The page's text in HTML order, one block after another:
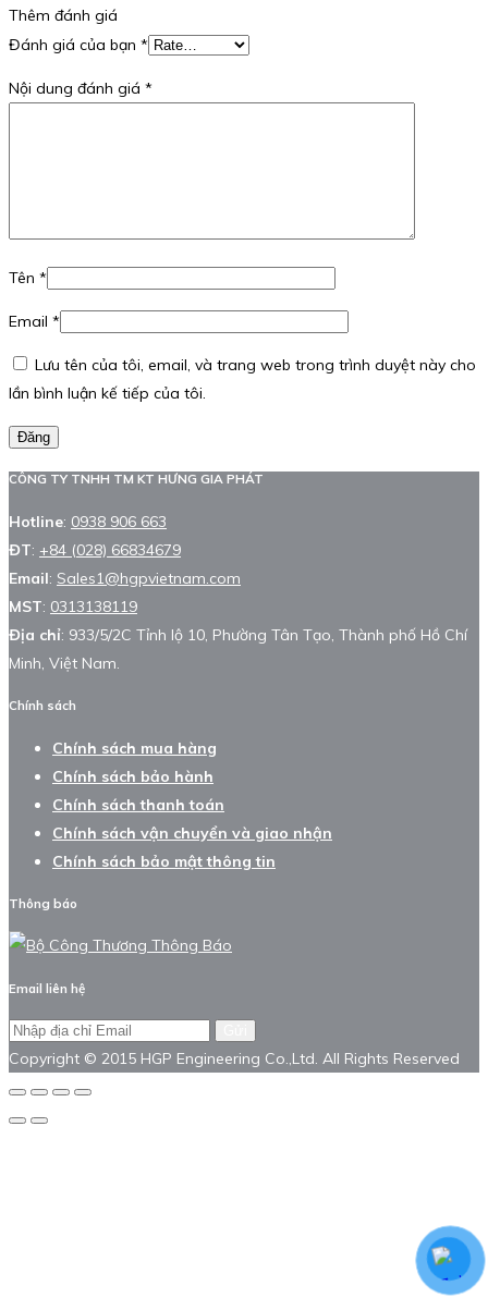
Thêm đánh giá
Đánh giá của bạn *
Nội dung đánh giá *
Tên *
Email *
Lưu tên của tôi, email, và trang web trong trình duyệt này cho
lần bình luận kế tiếp của tôi.
Đăng
CÔNG TY TNHH TM KT HƯNG GIA PHÁT
Hotline: 0938 906 663
ĐT: +84 (028) 66834679
Email: Sales1@hgpvietnam.com
MST: 0313138119
Địa chỉ: 933/5/2C Tỉnh lộ 10, Phường Tân Tạo, Thành phố Hồ Chí
Minh, Việt Nam.
Chính sách
Chính sách mua hàng
Chính sách bảo hành
Chính sách thanh toán
Chính sách vận chuyển và giao nhận
Chính sách bảo mật thông tin
Thông báo
Email liên hệ
Copyright © 2015 HGP Engineering Co.,Ltd. All Rights Reserved